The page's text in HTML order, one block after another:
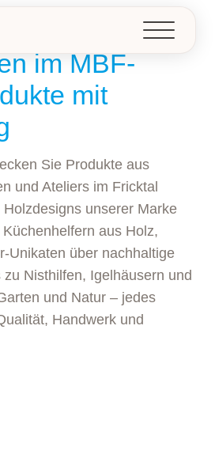
im MBF-
mit
Sie Produkte aus
und Ateliers im Fricktal
unserer Marke
aus Holz,
Unikaten über nachhaltige
Nisthilfen, Igelhäusern und
und Natur – jedes
Handwerk und